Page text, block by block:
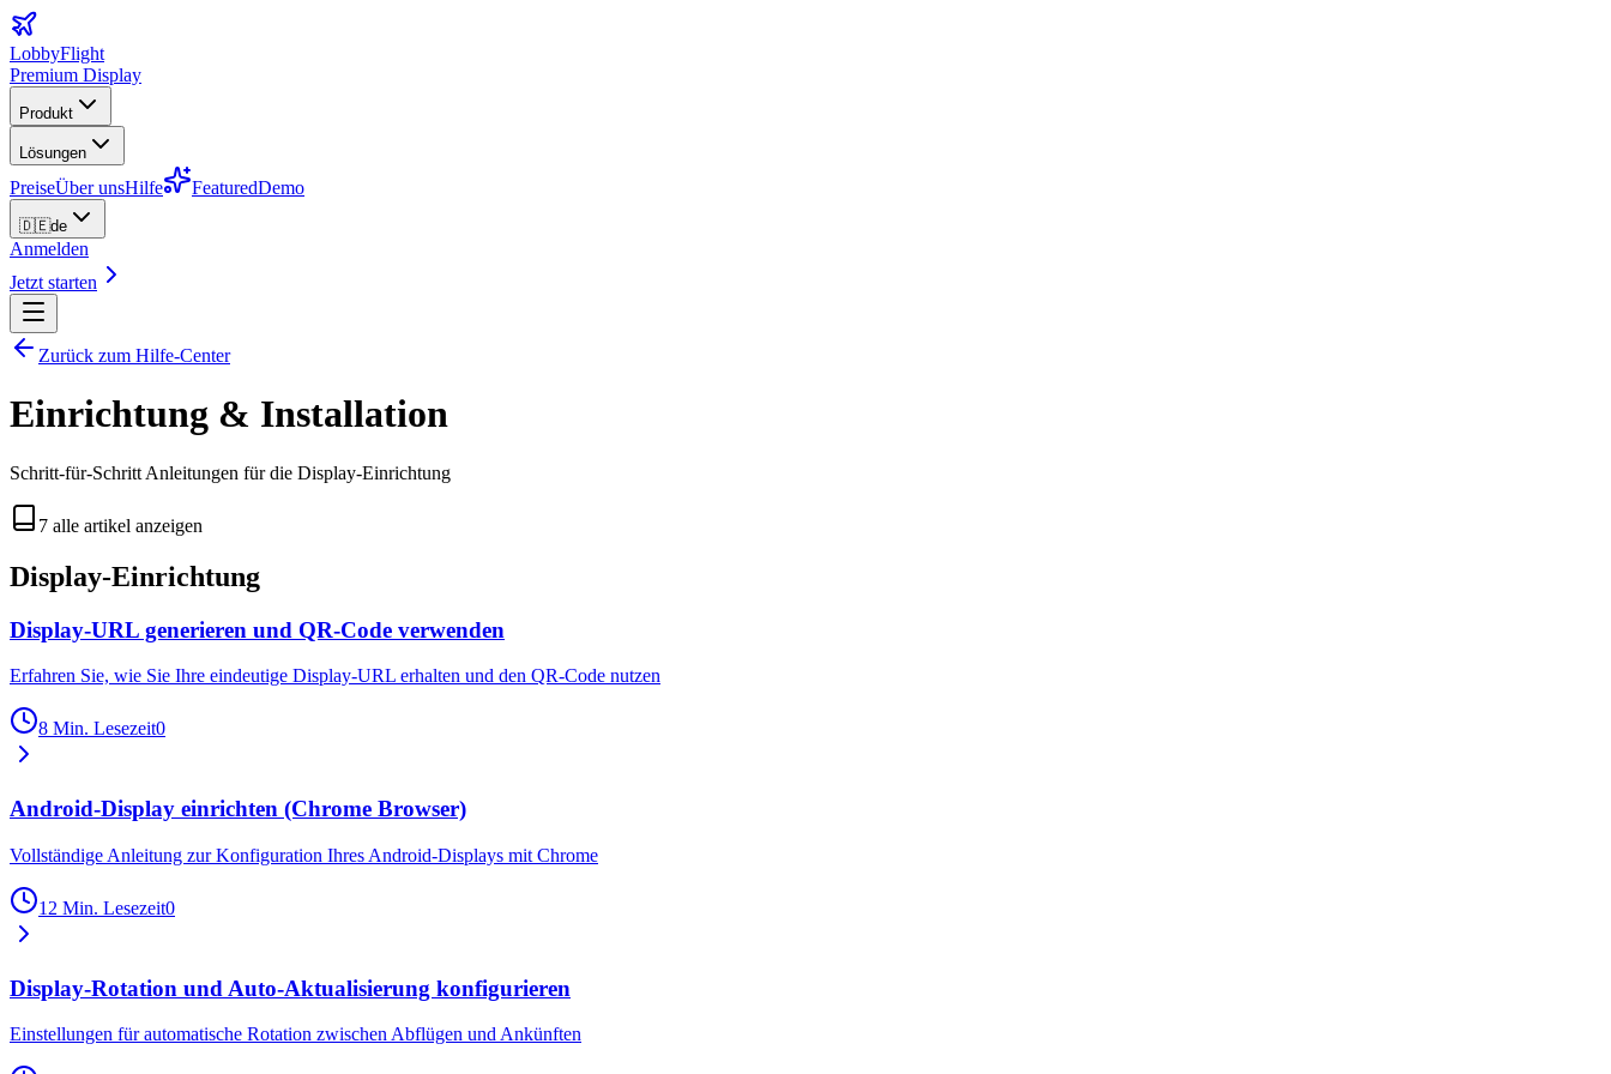
LobbyFlight
Premium Display
Produkt
Lösungen
PreiseÜber unsHilfe FeaturedDemo
🇩🇪de
Anmelden
Jetzt starten
Zurück zum Hilfe-Center
Einrichtung & Installation
Schritt-für-Schritt Anleitungen für die Display-Einrichtung
7 alle artikel anzeigen
Display-Einrichtung
Display-URL generieren und QR-Code verwenden
Erfahren Sie, wie Sie Ihre eindeutige Display-URL erhalten und den QR-Code nutzen
8 Min. Lesezeit0
Android-Display einrichten (Chrome Browser)
Vollständige Anleitung zur Konfiguration Ihres Android-Displays mit Chrome
12 Min. Lesezeit0
Display-Rotation und Auto-Aktualisierung konfigurieren
Einstellungen für automatische Rotation zwischen Abflügen und Ankünften